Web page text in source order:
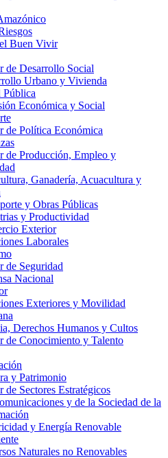
Buen Vivir
de Desarrollo Social
Urbano y Vivienda
Pública
Económica y Social
de Política Económica
de Producción, Empleo y
Ganadería, Acuacultura y
y Obras Públicas
y Productividad
Exterior
Laborales
de Seguridad
Nacional
Exteriores y Movilidad
Derechos Humanos y Cultos
de Conocimiento y Talento
y Patrimonio
de Sectores Estratégicos
y de la Sociedad de la
y Energía Renovable
Naturales no Renovables